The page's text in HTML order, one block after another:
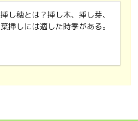
挿し穂とは？挿し木、挿し芽、
葉挿しには適した時季がある。